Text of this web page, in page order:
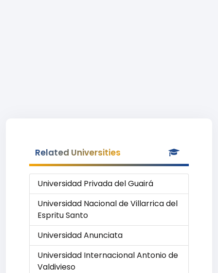
Related Universities
Universidad Privada del Guairá
Universidad Nacional de Villarrica del
Espritu Santo
Universidad Anunciata
Universidad Internacional Antonio de
Valdivieso